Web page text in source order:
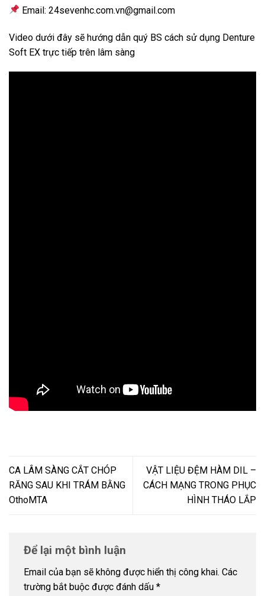
Email: 24sevenhc.com.vn@gmail.com
Video dưới đây sẽ hướng dẫn quý BS cách sử dụng Denture
Soft EX trực tiếp trên lâm sàng
CA LÂM SÀNG CẮT CHÓP
RĂNG SAU KHI TRÁM BẰNG
OthoMTA
VẬT LIỆU ĐỆM HÀM DIL –
CÁCH MẠNG TRONG PHỤC
HÌNH THÁO LẮP
Để lại một bình luận
Email của bạn sẽ không được hiển thị công khai. Các
trường bắt buộc được đánh dấu *